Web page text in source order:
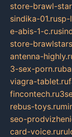
store-brawl-
sindika-01.rusp-
e-abis-1-c.ru
store-
antenna-
3-sex-porn.ru
viagra-tablet.ru
fincontech.ru
rebus-toys.ru
seo-
card-voice.ru